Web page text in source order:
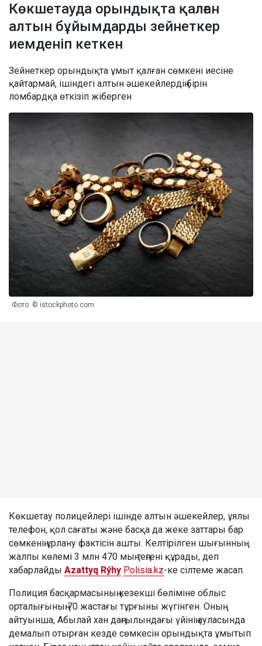
Көкшетауда орындықта қалған
алтын бұйымдарды зейнеткер
иемденіп кеткен
Зейнеткер орындықта ұмыт қалған сөмкені иесіне
қайтармай, ішіндегі алтын әшекейлердің бірін
ломбардқа өткізіп жіберген
Фото: © istockphoto.com
Көкшетау полицейлері ішінде алтын әшекейлер, ұялы
телефон, қол сағаты және басқа да жеке заттары бар
сөмкенің ұрлану фактісін ашты. Келтірілген шығынның
жалпы көлемі 3 млн 470 мың теңгені құрады, деп
хабарлайды Azattyq Rýhy Polisia.kz-ке сілтеме жасап.
Полиция басқармасының кезекші бөліміне облыс
орталығының 70 жастағы тұрғыны жүгінген. Оның
айтуынша, Абылай хан даңғылындағы үйінің ауласында
демалып отырған кезде сөмкесін орындықта ұмытып